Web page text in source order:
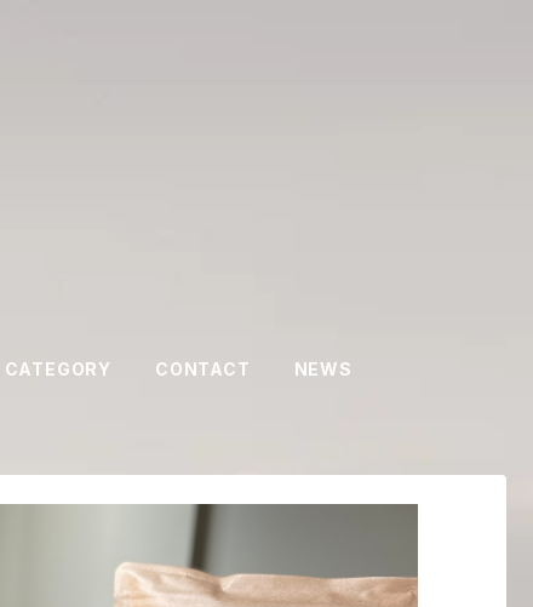
CATEGORY CONTACT NEWS